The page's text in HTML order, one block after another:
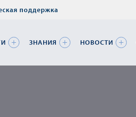
поддержка
ЗНАНИЯ НОВОСТИ